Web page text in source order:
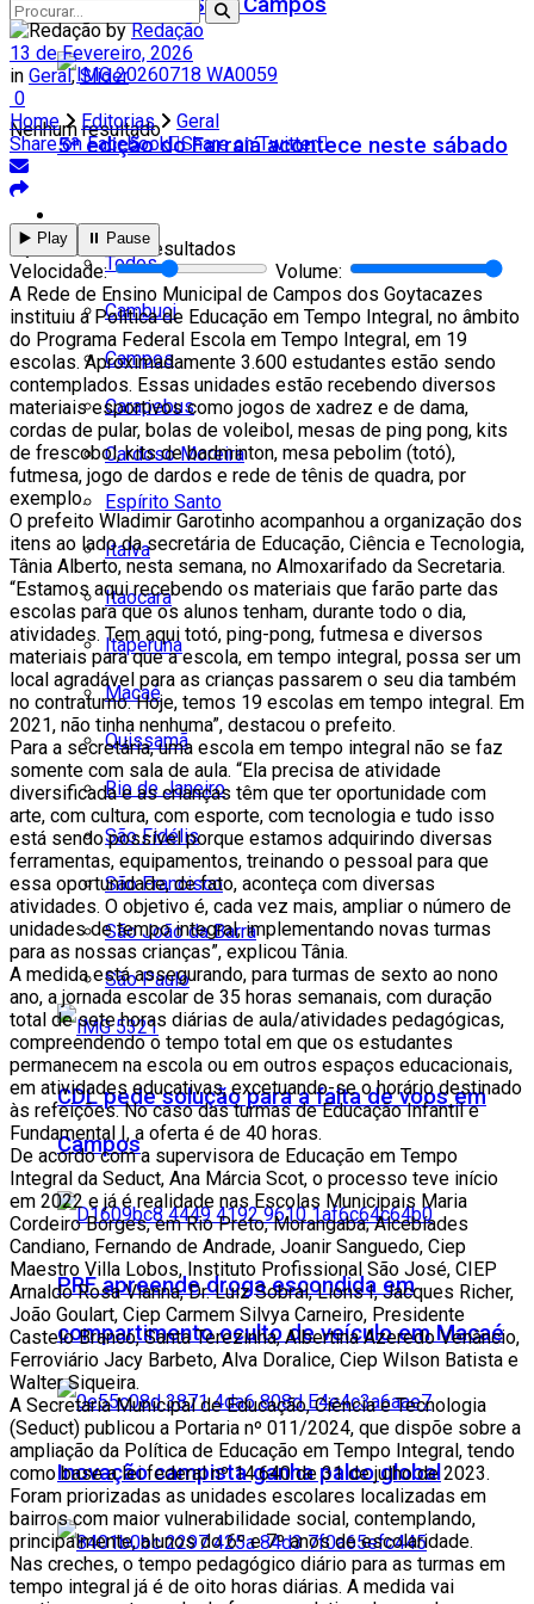
Teatro Firjan SESI Campos
5ª edição do Farraiá acontece neste sábado
Todos
Cambuci
Campos
Carapebus
Cardoso Moreira
Espírito Santo
Italva
Itaocara
Itaperuna
Macaé
Quissamã
Rio de Janeiro
São Fidélis
São Francisco
São João da Barra
São Paulo
CDL pede solução para a falta de voos em
Campos
PRF apreende droga escondida em
compartimento oculto de veículo em Macaé
Inovação campista ganha palco global
Nenhum resultado
Ver todos os resultados
by Redação
13 de Fevereiro, 2026
in Geral,Slider
0
Home
Editorias
Geral
Share on Facebook Share on Twitter
▶️ Play ⏸️ Pause
Velocidade:
Volume:
A Rede de Ensino Municipal de Campos dos Goytacazes
instituiu a Política de Educação em Tempo Integral, no âmbito
do Programa Federal Escola em Tempo Integral, em 19
escolas. Aproximadamente 3.600 estudantes estão sendo
contemplados. Essas unidades estão recebendo diversos
materiais esportivos como jogos de xadrez e de dama,
cordas de pular, bolas de voleibol, mesas de ping pong, kits
de frescobol, kits de badminton, mesa pebolim (totó),
futmesa, jogo de dardos e rede de tênis de quadra, por
exemplo.
O prefeito Wladimir Garotinho acompanhou a organização dos
itens ao lado da secretária de Educação, Ciência e Tecnologia,
Tânia Alberto, nesta semana, no Almoxarifado da Secretaria.
“Estamos aqui recebendo os materiais que farão parte das
escolas para que os alunos tenham, durante todo o dia,
atividades. Tem aqui totó, ping-pong, futmesa e diversos
materiais para que a escola, em tempo integral, possa ser um
local agradável para as crianças passarem o seu dia também
no contraturno. Hoje, temos 19 escolas em tempo integral. Em
2021, não tinha nenhuma”, destacou o prefeito.
Para a secretária, uma escola em tempo integral não se faz
somente com sala de aula. “Ela precisa de atividade
diversificada e as crianças têm que ter oportunidade com
arte, com cultura, com esporte, com tecnologia e tudo isso
está sendo possível porque estamos adquirindo diversas
ferramentas, equipamentos, treinando o pessoal para que
essa oportunidade, de fato, aconteça com diversas
atividades. O objetivo é, cada vez mais, ampliar o número de
unidades de tempo integral, implementando novas turmas
para as nossas crianças”, explicou Tânia.
A medida está assegurando, para turmas de sexto ao nono
ano, a jornada escolar de 35 horas semanais, com duração
total de sete horas diárias de aula/atividades pedagógicas,
compreendendo o tempo total em que os estudantes
permanecem na escola ou em outros espaços educacionais,
em atividades educativas, excetuando-se o horário destinado
às refeições. No caso das turmas de Educação Infantil e
Fundamental I, a oferta é de 40 horas.
De acordo com a supervisora de Educação em Tempo
Integral da Seduct, Ana Márcia Scot, o processo teve início
em 2022 e já é realidade nas Escolas Municipais Maria
Cordeiro Borges, em Rio Preto, Morangaba; Alcebíades
Candiano, Fernando de Andrade, Joanir Sanguedo, Ciep
Maestro Villa Lobos, Instituto Profissional São José, CIEP
Arnaldo Rosa Vianna, Dr. Luiz Sobral, Lions I, Jacques Richer,
João Goulart, Ciep Carmem Silvya Carneiro, Presidente
Castelo Branco, Santa Terezinha, Albertina Azeredo Venâncio,
Ferroviário Jacy Barbeto, Alva Doralice, Ciep Wilson Batista e
Walter Siqueira.
A Secretaria Municipal de Educação, Ciência e Tecnologia
(Seduct) publicou a Portaria nº 011/2024, que dispõe sobre a
ampliação da Política de Educação em Tempo Integral, tendo
como base a lei federal nº 14.640 de 31 de julho de 2023.
Foram priorizadas as unidades escolares localizadas em
bairros com maior vulnerabilidade social, contemplando,
principalmente, alunos do 6º e 7º anos de escolaridade.
Nas creches, o tempo pedagógico diário para as turmas em
tempo integral já é de oito horas diárias. A medida vai